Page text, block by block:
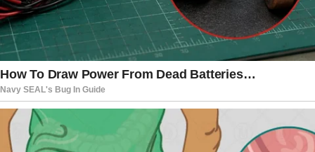
No futebol, nem sempre os resultados aparecem
da forma esperada. Porém, a maneira como um
atleta reage às adversidades costuma dizer
muito sobre seu caráter. Agora, resta ao jovem
atacante transformar a frustração em
aprendizado e seguir construindo sua trajetória,